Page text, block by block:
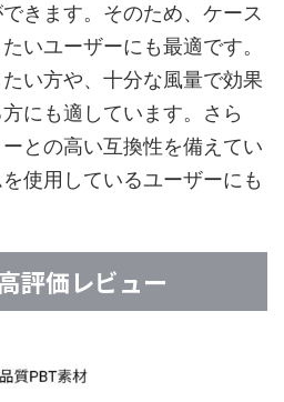
きます。そのため、ケース
いユーザーにも最適です。
い方や、十分な風量で効果
にも適しています。さら
との高い互換性を備えてい
使用しているユーザーにも
評価レビュー